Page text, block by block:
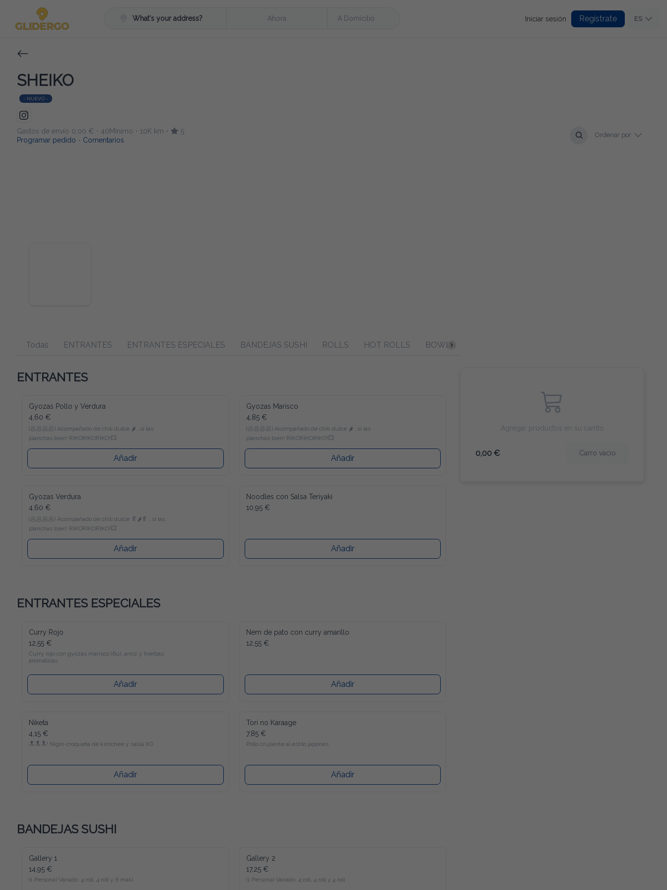
What's your address? Ahora A Domicilio Iniciar sesión Regístrate ES
SHEIKO
- NUEVO -
Gastos de envío 0,00 € • 40Mínimo • 10K km •
5
Programar pedido • Comentarios
Ordenar por
Todas ENTRANTES ENTRANTES ESPECIALES BANDEJAS SUSHI ROLLS HOT ROLLS BOWLS
ENTRANTES
Gyozas Pollo y Verdura
4,60 €
(🥟🥟🥟🥟) Acompañado de chili dulce 🌶️...si las
planchas bien! RIKORIKORIKO!💥
Añadir
Gyozas Marisco
4,85 €
(🥟🥟🥟🥟) Acompañado de chili dulce 🌶️...si las
planchas bien! RIKORIKORIKO!💥
Añadir
Gyozas Verdura
4,60 €
(🥟🥟🥟🥟) Acompañado de chili dulce 🥬🌶️🥬...si las
planchas bien! RIKORIKORIKO!💥
Añadir
Noodles con Salsa Teriyaki
10,95 €
Añadir
ENTRANTES ESPECIALES
Curry Rojo
12,55 €
Curry rojo con gyozas marisco (6u), arroz y hierbas
aromáticas
Añadir
Nem de pato con curry amarillo
12,55 €
Añadir
Niketa
4,15 €
🔝🔝🔝! Nigiri-croqueta de kimchee y salsa XO
Añadir
Tori no Karaage
7,85 €
Pollo crujiente al estilo japones
Añadir
BANDEJAS SUSHI
Gallery 1
14,95 €
(1 Persona) Variado. 4 roll, 4 roll y 6 maki
Gallery 2
17,25 €
(1 Persona) Variado. 4 roll, 4 roll y 4 roll
Agregar productos en su carrito
0,00 € Carro vacio